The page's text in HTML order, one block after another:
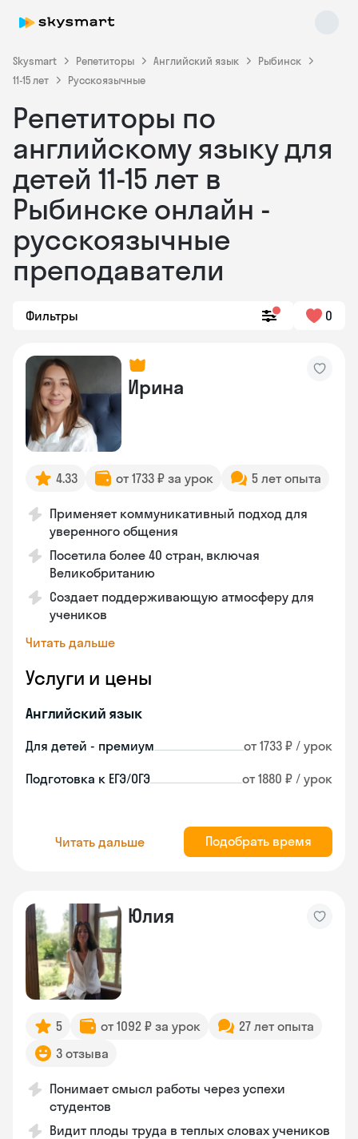
Skysmart Репетиторы Английский язык
Рыбинск
11-15 лет
Русскоязычные
Репетиторы по
английскому языку для
детей 11-15 лет в
Рыбинске онлайн -
русскоязычные
преподаватели
Фильтры 0
Ирина
4.33 от 1733 ₽ за урок 5 лет опыта
Применяет коммуникативный подход для
уверенного общения
Посетила более 40 стран, включая
Великобританию
Создает поддерживающую атмосферу для
учеников
Читать дальше
Услуги и цены
Английский язык
Для детей - премиум от 1733 ₽ / урок
Подготовка к ЕГЭ/ОГЭ от 1880 ₽ / урок
Читать дальше Подобрать время
Юлия
5 от 1092 ₽ за урок
27 лет опыта
3 отзыва
Понимает смысл работы через успехи
студентов
Видит плоды труда в теплых словах учеников
Skysmart Chat